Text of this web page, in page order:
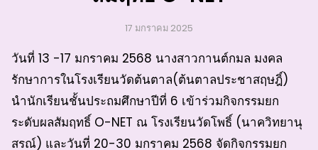
17 มกราคม 2025
วันที่ 13 -17 มกราคม 2568 นางสาวกานต์กมล มงคล
รักษาการในโรงเรียนวัดต้นตาล(ต้นตาลประชาสฤษฎิ์)
นำนักเรียนชั้นประถมศึกษาปีที่ 6 เข้าร่วมกิจกรรมยก
ระดับผลสัมฤทธิ์ O-NET ณ โรงเรียนวัดโพธิ์ (นาควิทยานุ
สรณ์) และวันที่ 20-30 มกราคม 2568 จัดกิจกรรมยก